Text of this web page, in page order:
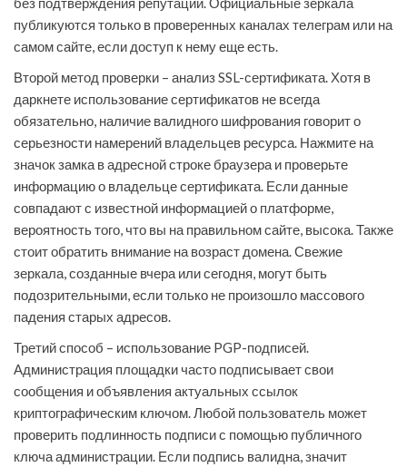
публикуются только в проверенных каналах телеграм или на
самом сайте, если доступ к нему еще есть.
Второй метод проверки – анализ SSL-сертификата. Хотя в
даркнете использование сертификатов не всегда
обязательно, наличие валидного шифрования говорит о
серьезности намерений владельцев ресурса. Нажмите на
значок замка в адресной строке браузера и проверьте
информацию о владельце сертификата. Если данные
совпадают с известной информацией о платформе,
вероятность того, что вы на правильном сайте, высока. Также
стоит обратить внимание на возраст домена. Свежие
зеркала, созданные вчера или сегодня, могут быть
подозрительными, если только не произошло массового
падения старых адресов.
Третий способ – использование PGP-подписей.
Администрация площадки часто подписывает свои
сообщения и объявления актуальных ссылок
криптографическим ключом. Любой пользователь может
проверить подлинность подписи с помощью публичного
ключа администрации. Если подпись валидна, значит